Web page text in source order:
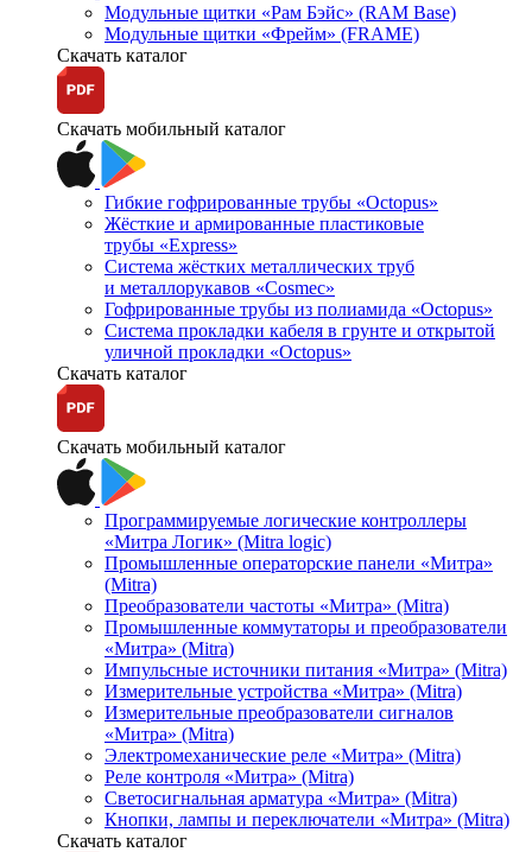
Модульные щитки «Рам Бэйс» (RAM Base)
Модульные щитки «Фрейм» (FRAME)
Скачать каталог
Скачать мобильный каталог
Гибкие гофрированные трубы «Octopus»
Жёсткие и армированные пластиковые
трубы «Express»
Система жёстких металлических труб
и металлорукавов «Cosmec»
Гофрированные трубы из полиамида «Octopus»
Система прокладки кабеля в грунте и открытой
уличной прокладки «Octopus»
Скачать каталог
Скачать мобильный каталог
Программируемые логические контроллеры
«Митра Логик» (Mitra logic)
Промышленные операторские панели «Митра»
(Mitra)
Преобразователи частоты «Митра» (Mitra)
Промышленные коммутаторы и преобразователи
«Митра» (Mitra)
Импульсные источники питания «Митра» (Mitra)
Измерительные устройства «Митра» (Mitra)
Измерительные преобразователи сигналов
«Митра» (Mitra)
Электромеханические реле «Митра» (Mitra)
Реле контроля «Митра» (Mitra)
Светосигнальная арматура «Митра» (Mitra)
Кнопки, лампы и переключатели «Митра» (Mitra)
Скачать каталог